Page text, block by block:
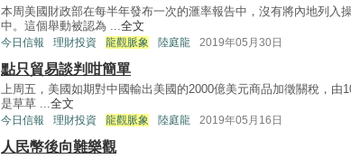
本周美國財政部在每半年發布一次的滙率報告中，沒有將內地列入
中。這個舉動被認為 ...全文
今日信報 理財投資 龍觀脈象 陸庭龍 2019年05月30日
點只貿易談判咁簡單
上周五，美國如期對中國輸出美國的2000億美元商品加徵關稅，由
是草草 ...全文
今日信報 理財投資 龍觀脈象 陸庭龍 2019年05月16日
人民幣後向難樂觀